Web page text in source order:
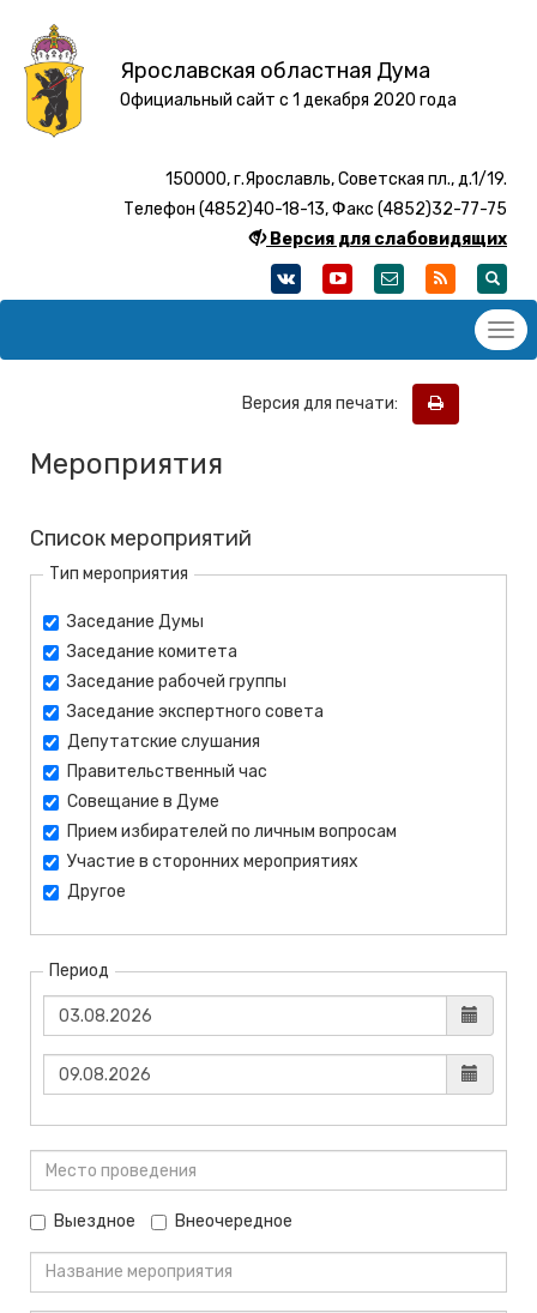
Ярославская областная Дума
Официальный сайт с 1 декабря 2020 года
150000, г.Ярославль, Советская пл., д.1/19.
Телефон (4852)40-18-13, Факс (4852)32-77-75
Версия для слабовидящих
Версия для печати:
Мероприятия
Список мероприятий
Тип мероприятия
Заседание Думы
Заседание комитета
Заседание рабочей группы
Заседание экспертного совета
Депутатские слушания
Правительственный час
Совещание в Думе
Прием избирателей по личным вопросам
Участие в сторонних мероприятиях
Другое
Период
Выездное Внеочередное